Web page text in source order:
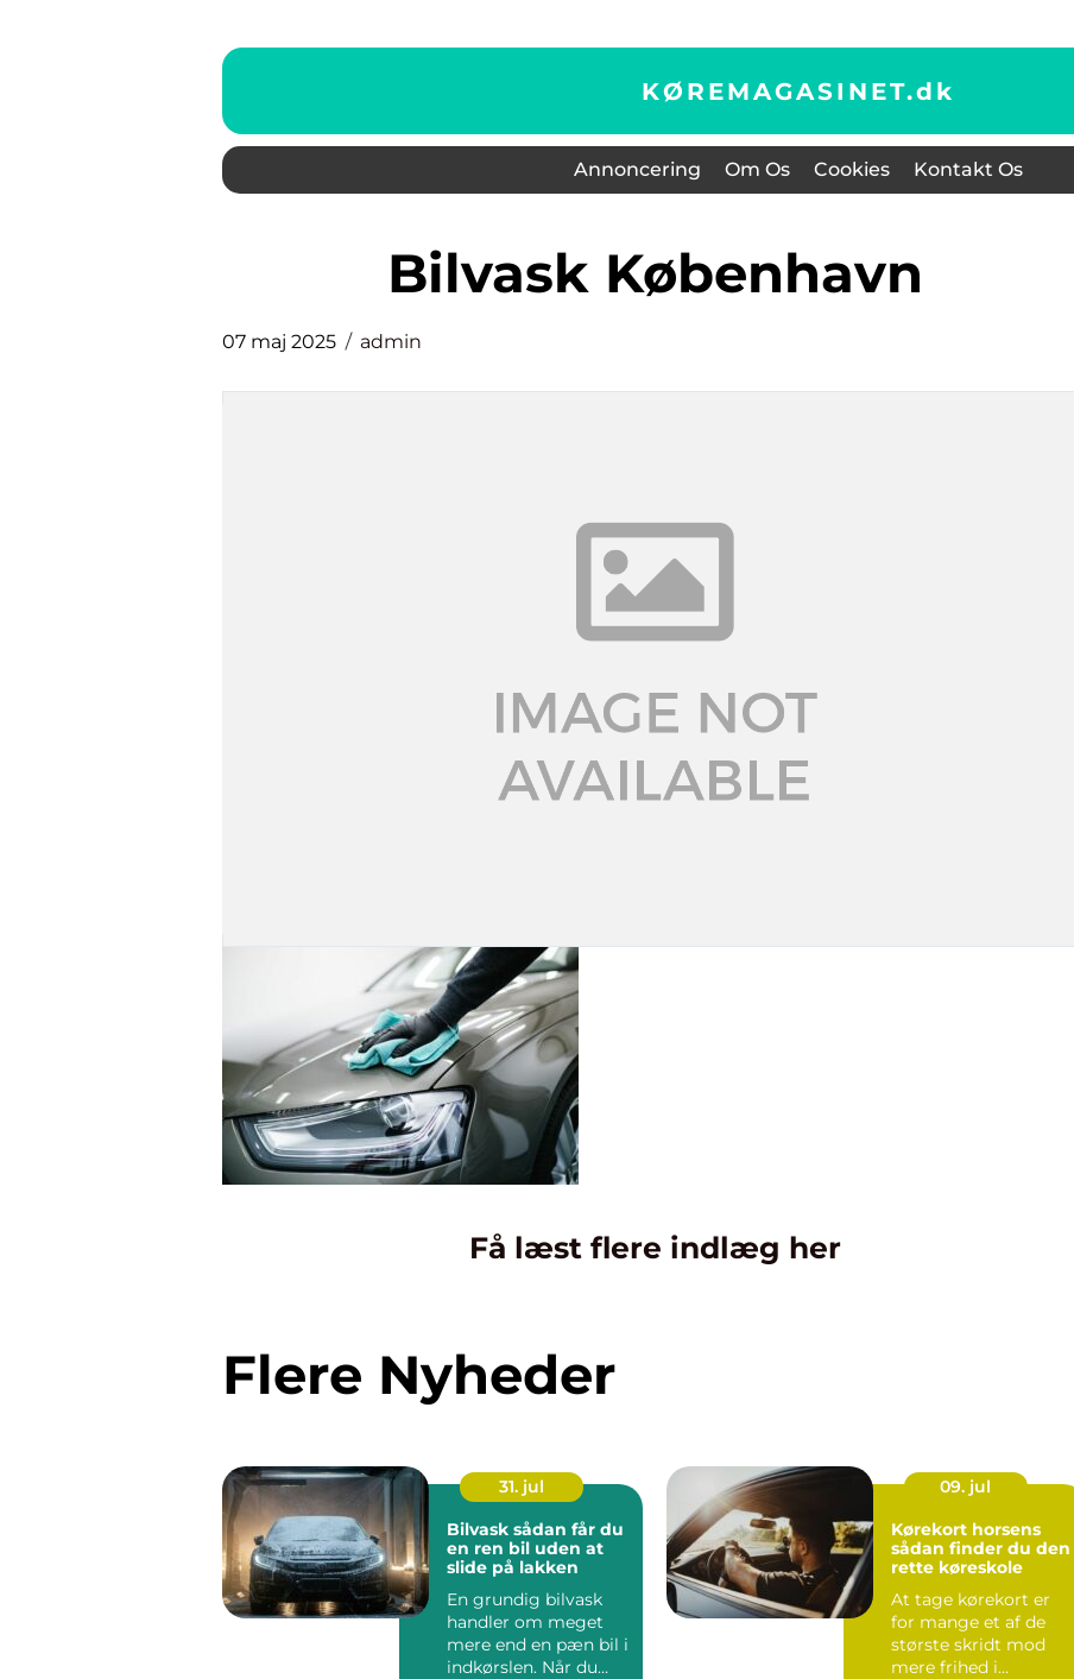
KØREMAGASINET.dk
Annoncering Om Os Cookies Kontakt Os
Bilvask København
07 maj 2025 admin
Få læst flere indlæg her
Flere Nyheder
31. jul
Bilvask sådan får du
en ren bil uden at
slide på lakken
En grundig bilvask
handler om meget
mere end en pæn bil i
indkørslen. Når du
09. jul
Kørekort horsens
sådan finder du den
rette køreskole
At tage kørekort er
for mange et af de
største skridt mod
mere frihed i